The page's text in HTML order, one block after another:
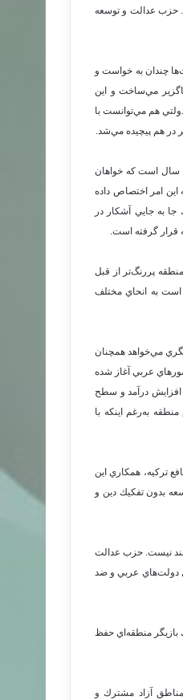
حزب عدالت و توسعه
چندان به خواست و
مي‌ساخت و اين
هم مي‌توانست با
در هم پيچيده مي‌شد.
سال است كه خواهان
امر اختصاص داده
جا به جايي آشكار در
قرار گرفته است.
پر‌رنگ‌تر از قبل
به انحاي مختلف
نگري مي‌خواهد همچنان
و توسعه با توجه به قيام‌هاي مردم كه از اواخر سال 2010ميلادي در كشورهاي عربي آغاز شده
افزايش درآمد و سطح
به‌رغم اينكه با
تركيه، همكاري اين
بدون تفكيك دين و
نيست. حزب عدالت
دولت‌هاي عربي و ضد
بازيگر منطقه‌اي حفظ
مناطق آزاد مشترك و